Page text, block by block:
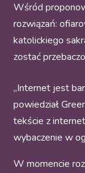
Wśród
rozwiązań:
katolickiego
zostać
„Internet jest
powiedział
tekście z
wybaczenie w
W momencie